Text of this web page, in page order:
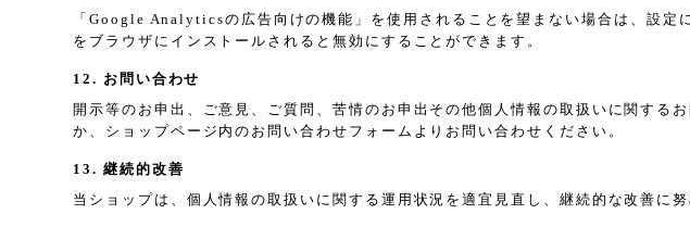
「Google Analyticsの広告向けの機能」を使用されることを望まない場合は、設
をブラウザにインストールされると無効にすることができます。
12. お問い合わせ
開示等のお申出、ご意見、ご質問、苦情のお申出その他個人情報の取扱いに関する
か、ショップページ内のお問い合わせフォームよりお問い合わせください。
13. 継続的改善
当ショップは、個人情報の取扱いに関する運用状況を適宜見直し、継続的な改善に